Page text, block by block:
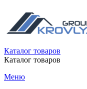
Каталог товаров
Каталог товаров
Меню